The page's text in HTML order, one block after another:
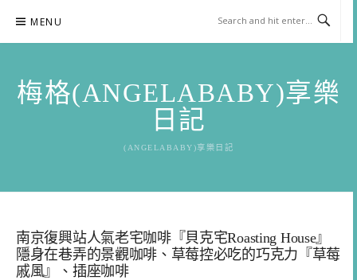
content
MENU
梅格(ANGELABABY)享樂
日記
(ANGELABABY)享樂日記
南京復興站人氣老宅咖啡『貝克宅Roasting House』
隱身在巷弄的景觀咖啡、草莓控必吃的巧克力『草莓
戚風』、插座咖啡